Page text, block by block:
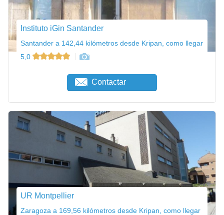
Instituto iGin Santander
Santander a 142,44 kilómetros desde Kripan, como llegar
5,0
Contactar
UR Montpellier
Zaragoza a 169,56 kilómetros desde Kripan, como llegar